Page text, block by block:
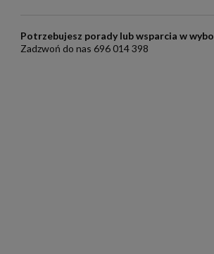
Potrzebujesz porady lub wsparcia w
Zadzwoń do nas 696 014 398